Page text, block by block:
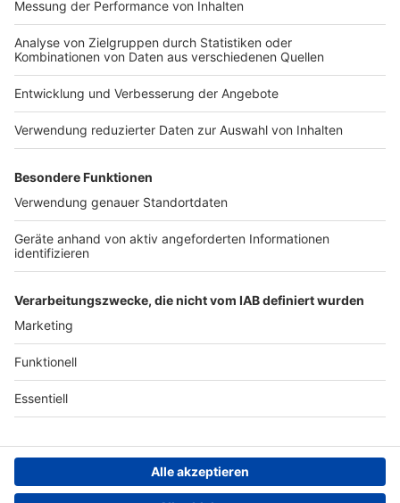
Nutzungsbedingungen
Impressum
Das Band-ABC
Jobs
Archiv
Teilnahme­bedingungen
Geschäfts­bedingungen
ANTENNE BAYERN GROUP
Grounding Page ROCK
ANTENNE
Kontakt
Studio-Hotline
Datenschutz­erklärung
Cookie- und Drittanbieter-
einstellungen
Persönliche Datenkontrolle
ROCK ANTENNE
Region wechseln